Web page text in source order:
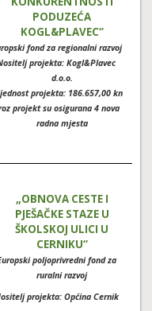
PODUZEĆA
KOGL&PLAVEC“
fond za regionalni razvoj
projekta: Kogl&Plavec
d.o.o.
projekta: 186.657,00 kn
projekt su osigurana 4 nova
radna mjesta
„OBNOVA CESTE I
PJEŠAČKE STAZE U
ŠKOLSKOJ ULICI U
CERNIKU“
poljoprivredni fond za
ruralni razvoj
projekta: Općina Cernik